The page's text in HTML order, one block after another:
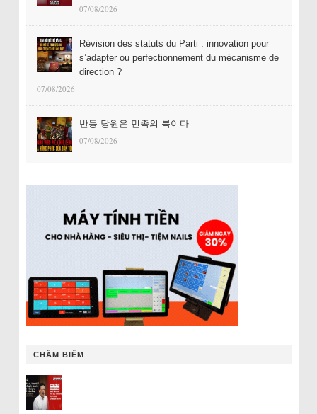
07/08/2026
Révision des statuts du Parti : innovation pour
s’adapter ou perfectionnement du mécanisme de
direction ?
07/08/2026
반동 당원은 민족의 복이다
07/08/2026
CHÂM BIẾM